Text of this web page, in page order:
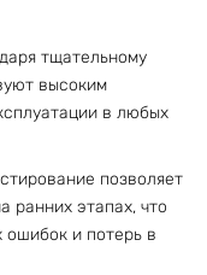
тщательному
высоким
в любых
позволяет
ранних этапах, что
ошибок и потерь в